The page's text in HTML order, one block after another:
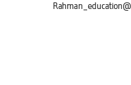
@Rahman_education